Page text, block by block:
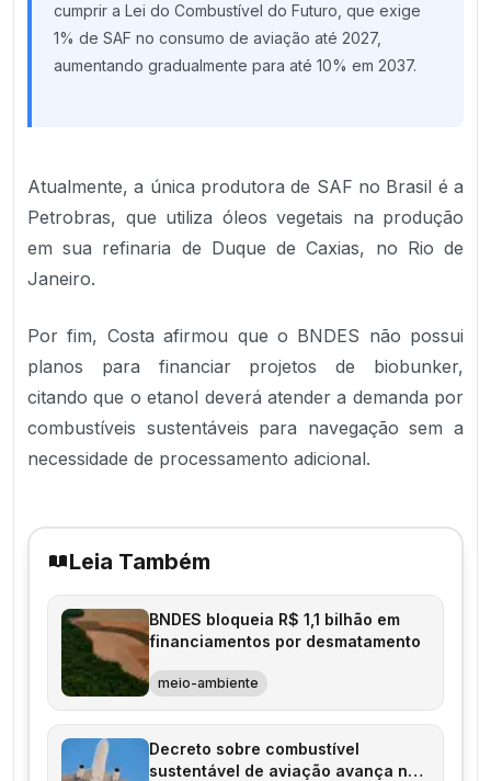
cumprir a Lei do Combustível do Futuro, que exige
1% de SAF no consumo de aviação até 2027,
aumentando gradualmente para até 10% em 2037.
Atualmente, a única produtora de SAF no Brasil é a
Petrobras, que utiliza óleos vegetais na produção
em sua refinaria de Duque de Caxias, no Rio de
Janeiro.
Por fim, Costa afirmou que o BNDES não possui
planos para financiar projetos de biobunker,
citando que o etanol deverá atender a demanda por
combustíveis sustentáveis para navegação sem a
necessidade de processamento adicional.
Leia Também
BNDES bloqueia R$ 1,1 bilhão em
financiamentos por desmatamento
meio-ambiente
Decreto sobre combustível
sustentável de aviação avança no